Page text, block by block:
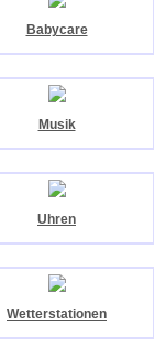
Babycare
Musik
Uhren
Wetterstationen